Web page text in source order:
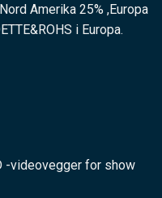
Amerika 25% ,Europa
i Europa.
-videovegger for show